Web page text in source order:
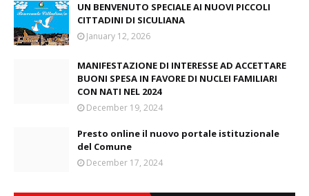
UN BENVENUTO SPECIALE AI NUOVI PICCOLI
CITTADINI DI SICULIANA
January 12, 2026
MANIFESTAZIONE DI INTERESSE AD ACCETTARE
BUONI SPESA IN FAVORE DI NUCLEI FAMILIARI
CON NATI NEL 2024
December 19, 2024
Presto online il nuovo portale istituzionale
del Comune
December 17, 2024